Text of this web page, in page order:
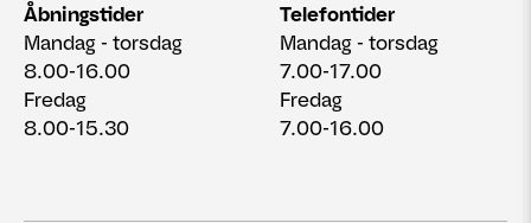
Åbningstider
Mandag - torsdag
8.00-16.00
Fredag
8.00-15.30
Telefontider
Mandag - torsdag
7.00-17.00
Fredag
7.00-16.00